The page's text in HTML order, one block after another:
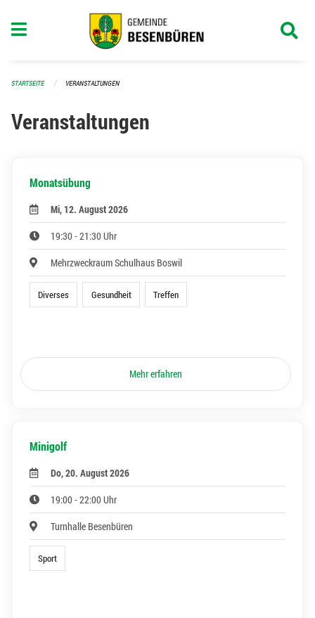
STARTSEITE VERANSTALTUNGEN
Veranstaltungen
Monatsübung
Mi, 12. August 2026
19:30 - 21:30 Uhr
Mehrzweckraum Schulhaus Boswil
Diverses Gesundheit Treffen
Mehr erfahren
Minigolf
Do, 20. August 2026
19:00 - 22:00 Uhr
Turnhalle Besenbüren
Sport